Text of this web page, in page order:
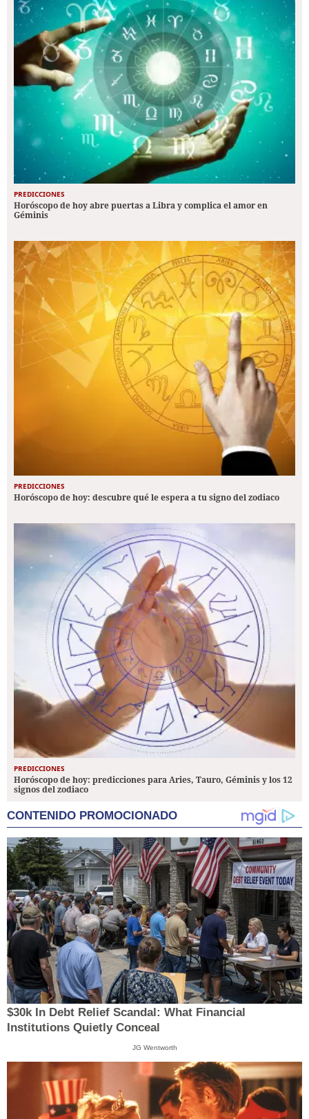
PREDICCIONES
Horóscopo de hoy abre puertas a Libra y complica el amor en
Géminis
PREDICCIONES
Horóscopo de hoy: descubre qué le espera a tu signo del zodiaco
PREDICCIONES
Horóscopo de hoy: predicciones para Aries, Tauro, Géminis y los 12
signos del zodiaco
CONTENIDO PROMOCIONADO
$30k In Debt Relief Scandal: What Financial
Institutions Quietly Conceal
JG Wentworth